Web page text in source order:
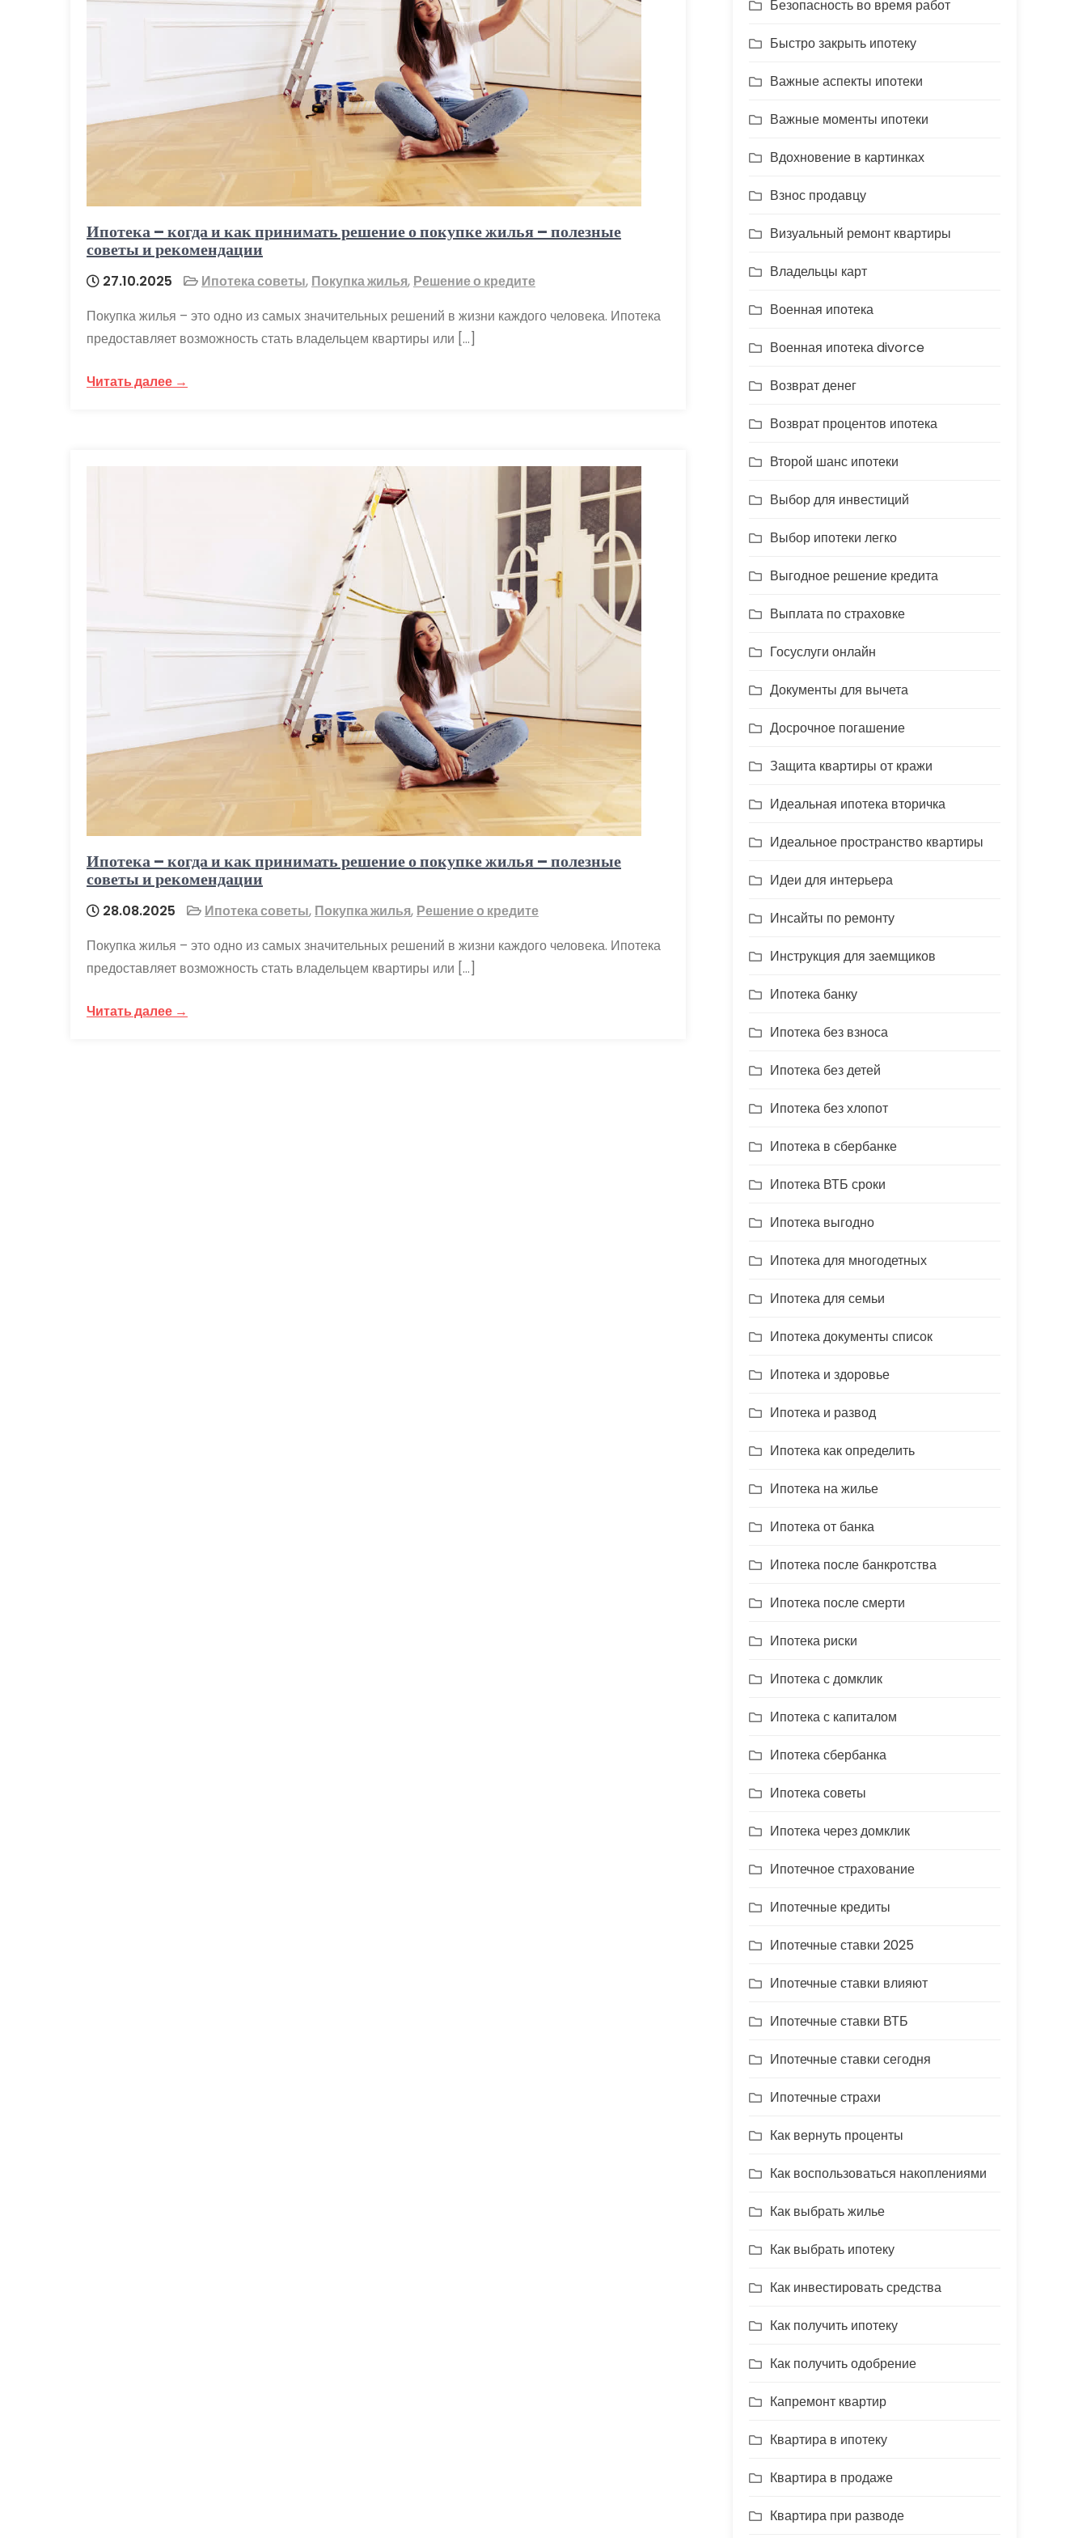
Ипотека – когда и как принимать решение о покупке жилья – полезные
советы и рекомендации
27.10.2025 Ипотека советы, Покупка жилья, Решение о кредите
Покупка жилья – это одно из самых значительных решений в жизни каждого человека. Ипотека
предоставляет возможность стать владельцем квартиры или […]
Читать далее →
Ипотека – когда и как принимать решение о покупке жилья – полезные
советы и рекомендации
28.08.2025 Ипотека советы, Покупка жилья, Решение о кредите
Покупка жилья – это одно из самых значительных решений в жизни каждого человека. Ипотека
предоставляет возможность стать владельцем квартиры или […]
Читать далее →
Безопасность во время работ
Быстро закрыть ипотеку
Важные аспекты ипотеки
Важные моменты ипотеки
Вдохновение в картинках
Взнос продавцу
Визуальный ремонт квартиры
Владельцы карт
Военная ипотека
Военная ипотека divorce
Возврат денег
Возврат процентов ипотека
Второй шанс ипотеки
Выбор для инвестиций
Выбор ипотеки легко
Выгодное решение кредита
Выплата по страховке
Госуслуги онлайн
Документы для вычета
Досрочное погашение
Защита квартиры от кражи
Идеальная ипотека вторичка
Идеальное пространство квартиры
Идеи для интерьера
Инсайты по ремонту
Инструкция для заемщиков
Ипотека банку
Ипотека без взноса
Ипотека без детей
Ипотека без хлопот
Ипотека в сбербанке
Ипотека ВТБ сроки
Ипотека выгодно
Ипотека для многодетных
Ипотека для семьи
Ипотека документы список
Ипотека и здоровье
Ипотека и развод
Ипотека как определить
Ипотека на жилье
Ипотека от банка
Ипотека после банкротства
Ипотека после смерти
Ипотека риски
Ипотека с домклик
Ипотека с капиталом
Ипотека сбербанка
Ипотека советы
Ипотека через домклик
Ипотечное страхование
Ипотечные кредиты
Ипотечные ставки 2025
Ипотечные ставки влияют
Ипотечные ставки ВТБ
Ипотечные ставки сегодня
Ипотечные страхи
Как вернуть проценты
Как воспользоваться накоплениями
Как выбрать жилье
Как выбрать ипотеку
Как инвестировать средства
Как получить ипотеку
Как получить одобрение
Капремонт квартир
Квартира в ипотеку
Квартира в продаже
Квартира при разводе